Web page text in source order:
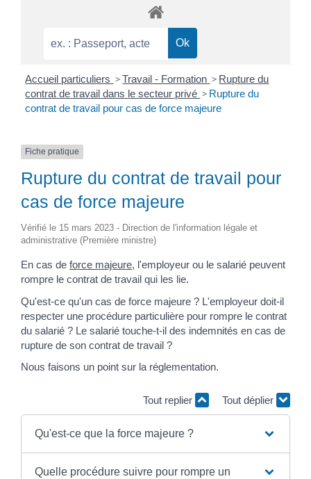
Accueil particuliers > Travail - Formation > Rupture du
contrat de travail dans le secteur privé > Rupture du
contrat de travail pour cas de force majeure
Fiche pratique
Rupture du contrat de travail pour
cas de force majeure
Vérifié le 15 mars 2023 - Direction de l'information légale et
administrative (Première ministre)
En cas de force majeure, l'employeur ou le salarié peuvent
rompre le contrat de travail qui les lie.
Qu'est-ce qu'un cas de force majeure ? L'employeur doit-il
respecter une procédure particulière pour rompre le contrat
du salarié ? Le salarié touche-t-il des indemnités en cas de
rupture de son contrat de travail ?
Nous faisons un point sur la réglementation.
Tout replier Tout déplier
Qu'est-ce que la force majeure ?
Quelle procédure suivre pour rompre un